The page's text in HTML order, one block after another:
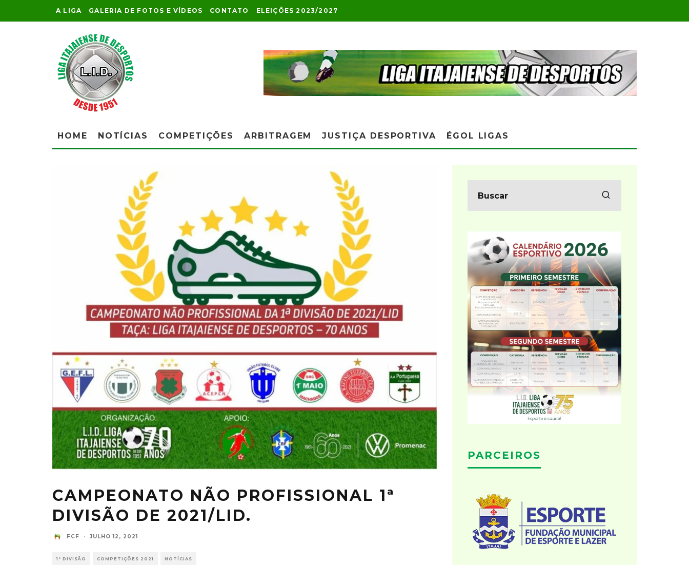
A LIGA GALERIA DE FOTOS E VÍDEOS CONTATO ELEIÇÕES 2023/2027
HOME NOTÍCIAS COMPETIÇÕES ARBITRAGEM JUSTIÇA DESPORTIVA ÉGOL LIGAS
CAMPEONATO NÃO PROFISSIONAL 1ª
DIVISÃO DE 2021/LID.
FCF · JULHO 12, 2021
1ª DIVISÃO COMPETIÇÕES 2021 NOTÍCIAS
PARCEIROS